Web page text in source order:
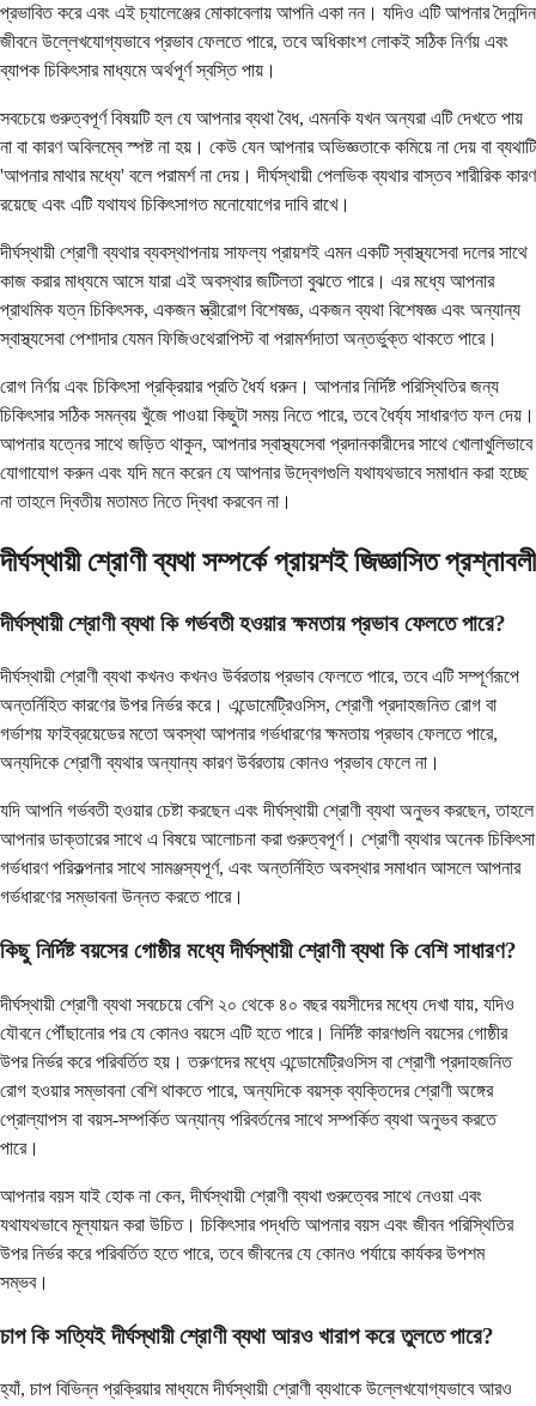
প্রভাবিত করে এবং এই চ্যালেঞ্জের মোকাবেলায় আপনি একা নন। যদিও এটি আপনার দৈনন্দিন
জীবনে উল্লেখযোগ্যভাবে প্রভাব ফেলতে পারে, তবে অধিকাংশ লোকই সঠিক নির্ণয় এবং
ব্যাপক চিকিৎসার মাধ্যমে অর্থপূর্ণ স্বস্তি পায়।
সবচেয়ে গুরুত্বপূর্ণ বিষয়টি হল যে আপনার ব্যথা বৈধ, এমনকি যখন অন্যরা এটি দেখতে পায়
না বা কারণ অবিলম্বে স্পষ্ট না হয়। কেউ যেন আপনার অভিজ্ঞতাকে কমিয়ে না দেয় বা ব্যথাটি
'আপনার মাথার মধ্যে' বলে পরামর্শ না দেয়। দীর্ঘস্থায়ী পেলভিক ব্যথার বাস্তব শারীরিক কারণ
রয়েছে এবং এটি যথাযথ চিকিৎসাগত মনোযোগের দাবি রাখে।
দীর্ঘস্থায়ী শ্রোণী ব্যথার ব্যবস্থাপনায় সাফল্য প্রায়শই এমন একটি স্বাস্থ্যসেবা দলের সাথে
কাজ করার মাধ্যমে আসে যারা এই অবস্থার জটিলতা বুঝতে পারে। এর মধ্যে আপনার
প্রাথমিক যত্ন চিকিৎসক, একজন স্ত্রীরোগ বিশেষজ্ঞ, একজন ব্যথা বিশেষজ্ঞ এবং অন্যান্য
স্বাস্থ্যসেবা পেশাদার যেমন ফিজিওথেরাপিস্ট বা পরামর্শদাতা অন্তর্ভুক্ত থাকতে পারে।
রোগ নির্ণয় এবং চিকিৎসা প্রক্রিয়ার প্রতি ধৈর্য ধরুন। আপনার নির্দিষ্ট পরিস্থিতির জন্য
চিকিৎসার সঠিক সমন্বয় খুঁজে পাওয়া কিছুটা সময় নিতে পারে, তবে ধৈর্য্য সাধারণত ফল দেয়।
আপনার যত্নের সাথে জড়িত থাকুন, আপনার স্বাস্থ্যসেবা প্রদানকারীদের সাথে খোলাখুলিভাবে
যোগাযোগ করুন এবং যদি মনে করেন যে আপনার উদ্বেগগুলি যথাযথভাবে সমাধান করা হচ্ছে
না তাহলে দ্বিতীয় মতামত নিতে দ্বিধা করবেন না।
দীর্ঘস্থায়ী শ্রোণী ব্যথা সম্পর্কে প্রায়শই জিজ্ঞাসিত প্রশ্নাবলী
দীর্ঘস্থায়ী শ্রোণী ব্যথা কি গর্ভবতী হওয়ার ক্ষমতায় প্রভাব ফেলতে পারে?
দীর্ঘস্থায়ী শ্রোণী ব্যথা কখনও কখনও উর্বরতায় প্রভাব ফেলতে পারে, তবে এটি সম্পূর্ণরূপে
অন্তর্নিহিত কারণের উপর নির্ভর করে। এন্ডোমেট্রিওসিস, শ্রোণী প্রদাহজনিত রোগ বা
গর্ভাশয় ফাইব্রয়েডের মতো অবস্থা আপনার গর্ভধারণের ক্ষমতায় প্রভাব ফেলতে পারে,
অন্যদিকে শ্রোণী ব্যথার অন্যান্য কারণ উর্বরতায় কোনও প্রভাব ফেলে না।
যদি আপনি গর্ভবতী হওয়ার চেষ্টা করছেন এবং দীর্ঘস্থায়ী শ্রোণী ব্যথা অনুভব করছেন, তাহলে
আপনার ডাক্তারের সাথে এ বিষয়ে আলোচনা করা গুরুত্বপূর্ণ। শ্রোণী ব্যথার অনেক চিকিৎসা
গর্ভধারণ পরিকল্পনার সাথে সামঞ্জস্যপূর্ণ, এবং অন্তর্নিহিত অবস্থার সমাধান আসলে আপনার
গর্ভধারণের সম্ভাবনা উন্নত করতে পারে।
কিছু নির্দিষ্ট বয়সের গোষ্ঠীর মধ্যে দীর্ঘস্থায়ী শ্রোণী ব্যথা কি বেশি সাধারণ?
দীর্ঘস্থায়ী শ্রোণী ব্যথা সবচেয়ে বেশি ২০ থেকে ৪০ বছর বয়সীদের মধ্যে দেখা যায়, যদিও
যৌবনে পৌঁছানোর পর যে কোনও বয়সে এটি হতে পারে। নির্দিষ্ট কারণগুলি বয়সের গোষ্ঠীর
উপর নির্ভর করে পরিবর্তিত হয়। তরুণদের মধ্যে এন্ডোমেট্রিওসিস বা শ্রোণী প্রদাহজনিত
রোগ হওয়ার সম্ভাবনা বেশি থাকতে পারে, অন্যদিকে বয়স্ক ব্যক্তিদের শ্রোণী অঙ্গের
প্রোল্যাপস বা বয়স-সম্পর্কিত অন্যান্য পরিবর্তনের সাথে সম্পর্কিত ব্যথা অনুভব করতে
পারে।
আপনার বয়স যাই হোক না কেন, দীর্ঘস্থায়ী শ্রোণী ব্যথা গুরুত্বের সাথে নেওয়া এবং
যথাযথভাবে মূল্যায়ন করা উচিত। চিকিৎসার পদ্ধতি আপনার বয়স এবং জীবন পরিস্থিতির
উপর নির্ভর করে পরিবর্তিত হতে পারে, তবে জীবনের যে কোনও পর্যায়ে কার্যকর উপশম
সম্ভব।
চাপ কি সত্যিই দীর্ঘস্থায়ী শ্রোণী ব্যথা আরও খারাপ করে তুলতে পারে?
হ্যাঁ, চাপ বিভিন্ন প্রক্রিয়ার মাধ্যমে দীর্ঘস্থায়ী শ্রোণী ব্যথাকে উল্লেখযোগ্যভাবে আরও